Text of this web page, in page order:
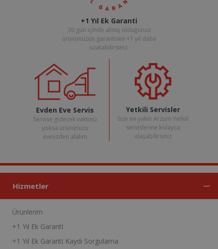
+1 Yıl Ek Garanti
30 gün içinde almış olduğunuz
ürününüzün garantisini +1 yıl daha
uzatabilirsiniz.
Evden Eve Servis
Servise gidecek vaktiniz
yoksa ürününüzü
evinizden alalım
Yetkili Servisler
Size en yakın Arzum Yetkili
servislerine kolayca
ulaşabilirsiniz
Hizmetler
Ürünlerim
+1 Yıl Ek Garanti
+1 Yıl Ek Garanti Kaydı Sorgulama